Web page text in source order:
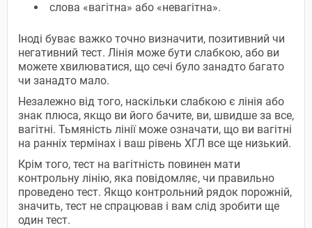
слова «вагітна» або «невагітна».
Іноді буває важко точно визначити, позитивний чи
негативний тест. Лінія може бути слабкою, або ви
можете хвилюватися, що сечі було занадто багато
чи занадто мало.
Незалежно від того, наскільки слабкою є лінія або
знак плюса, якщо ви його бачите, ви, швидше за все,
вагітні. Тьмяність лінії може означати, що ви вагітні
на ранніх термінах і ваш рівень ХГЛ все ще низький.
Крім того, тест на вагітність повинен мати
контрольну лінію, яка повідомляє, чи правильно
проведено тест. Якщо контрольний рядок порожній,
значить, тест не спрацював і вам слід зробити ще
один тест.